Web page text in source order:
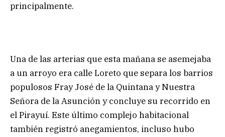
principalmente.
Una de las arterias que esta mañana se asemejaba
a un arroyo era calle Loreto que separa los barrios
populosos Fray José de la Quintana y Nuestra
Señora de la Asunción y concluye su recorrido en
el Pirayuí. Este último complejo habitacional
también registró anegamientos, incluso hubo